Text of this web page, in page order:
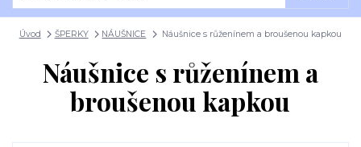
Úvod ŠPERKY NÁUŠNICE Náušnice s růženínem a broušenou kapkou
Náušnice s růženínem a
broušenou kapkou